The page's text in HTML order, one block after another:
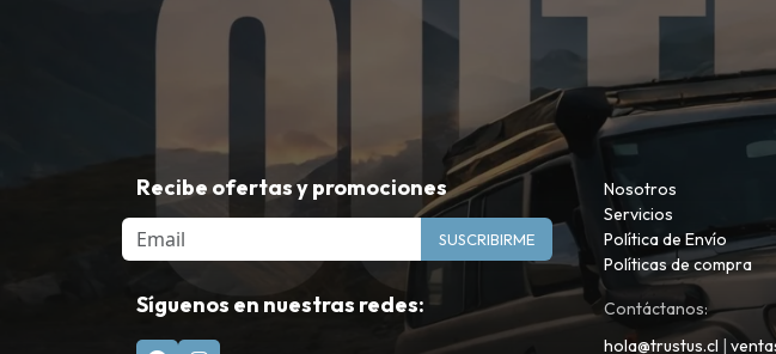
Recibe ofertas y promociones
Email SUSCRIBIRME
Síguenos en nuestras redes:
Nosotros
Servicios
Política de Envío
Políticas de compra
Contáctanos:
hola@trustus.cl